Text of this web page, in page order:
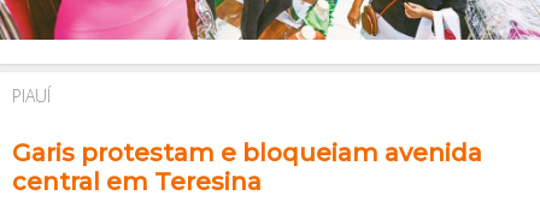
PIAUÍ
Garis protestam e bloqueiam avenida
central em Teresina